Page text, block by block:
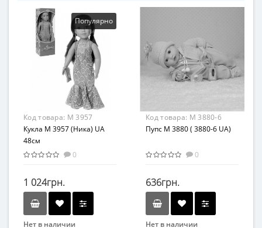
Популярно
Код товара: M 3957
Кукла M 3957 (Ника) UA
48см
0
1 024грн.
Нет в наличии
Код товара: M 3880-6
Пупс M 3880 ( 3880-6 UA)
0
636грн.
Нет в наличии